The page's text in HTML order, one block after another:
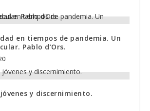
en tiempos de pandemia. Un
Pablo d’Ors.
y discernimiento.